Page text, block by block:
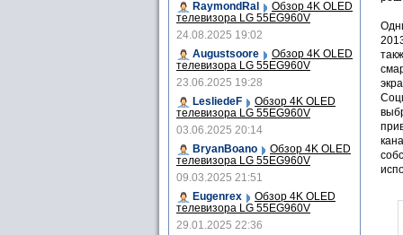
RaymondRal
Обзор 4K OLED
телевизора LG 55EG960V
24.08.2025 19:02
Augustsoore
Обзор 4K OLED
телевизора LG 55EG960V
23.06.2025 19:28
LesliedeF
Обзор 4K OLED
телевизора LG 55EG960V
03.06.2025 20:14
BryanBoano
Обзор 4K OLED
телевизора LG 55EG960V
09.03.2025 21:51
Eugenrex
Обзор 4K OLED
телевизора LG 55EG960V
29.01.2025 22:36